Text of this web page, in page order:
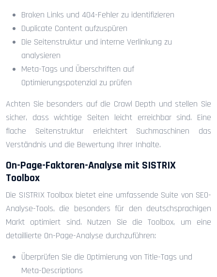
Broken Links und 404-Fehler zu identifizieren
Duplicate Content aufzuspüren
Die Seitenstruktur und interne Verlinkung zu
analysieren
Meta-Tags und Überschriften auf
Optimierungspotenzial zu prüfen
Achten Sie besonders auf die Crawl Depth und stellen Sie
sicher, dass wichtige Seiten leicht erreichbar sind. Eine
flache Seitenstruktur erleichtert Suchmaschinen das
Verständnis und die Bewertung Ihrer Inhalte.
On-Page-Faktoren-Analyse mit SISTRIX
Toolbox
Die SISTRIX Toolbox bietet eine umfassende Suite von SEO-
Analyse-Tools, die besonders für den deutschsprachigen
Markt optimiert sind. Nutzen Sie die Toolbox, um eine
detaillierte On-Page-Analyse durchzuführen:
Überprüfen Sie die Optimierung von Title-Tags und
Meta-Descriptions